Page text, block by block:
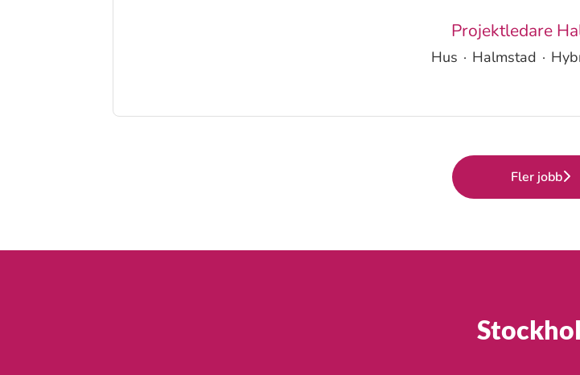
Projektledare
Hus · Halmstad ·
Fler jobb